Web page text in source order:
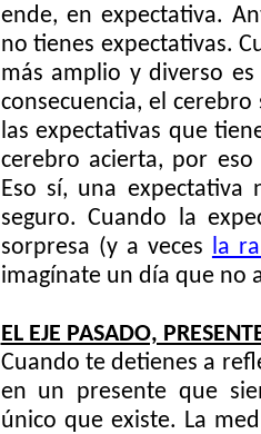
ende, en expectativa.
no tienes expectativas.
más amplio y diverso
consecuencia, el
las expectativas que
cerebro acierta, por
Eso sí, una expectativa
seguro. Cuando la
sorpresa (y a veces
la
imagínate un día que no
EL EJE PASADO,
Cuando te detienes a
en un presente que
único que existe. La